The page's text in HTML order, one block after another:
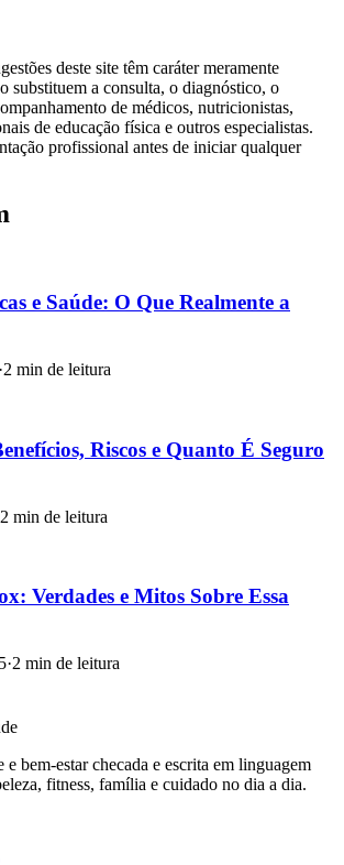
deste site têm caráter meramente
substituem a consulta, o diagnóstico, o
de médicos, nutricionistas,
de educação física e outros especialistas.
profissional antes de iniciar qualquer
e Saúde: O Que Realmente a
·2 min de leitura
Riscos e Quanto É Seguro
2 min de leitura
Verdades e Mitos Sobre Essa
·2 min de leitura
e bem-estar checada e escrita em linguagem
fitness, família e cuidado no dia a dia.